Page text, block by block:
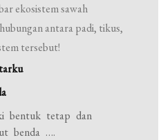
ekosistem sawah
antara padi, tikus,
tersebut!
bentuk tetap dan
benda ….